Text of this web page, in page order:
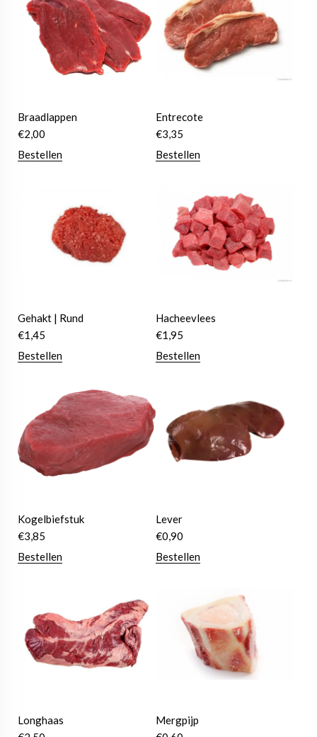
Braadlappen
€2,00
Bestellen
Entrecote
€3,35
Bestellen
Gehakt | Rund
€1,45
Bestellen
Hacheevlees
€1,95
Bestellen
Kogelbiefstuk
€3,85
Bestellen
Lever
€0,90
Bestellen
Longhaas
Mergpijp